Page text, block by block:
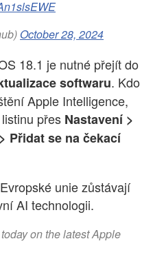
October 28, 2024
18.1 je nutné přejít do
softwaru. Kdo
Apple Intelligence,
přes Nastavení >
Přidat se na čekací
unie zůstávají
AI technologii.
on the latest Apple